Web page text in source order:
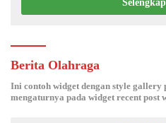
Berita Olahraga
Ini contoh widget dengan style
mengaturnya pada widget recent post